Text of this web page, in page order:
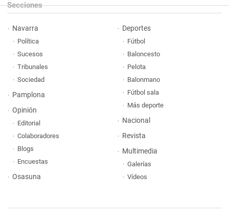
Secciones
Navarra
Política
Sucesos
Tribunales
Sociedad
Pamplona
Opinión
Editorial
Colaboradores
Blogs
Encuestas
Osasuna
Deportes
Fútbol
Baloncesto
Pelota
Balonmano
Fútbol sala
Más deporte
Nacional
Revista
Multimedia
Galerías
Vídeos